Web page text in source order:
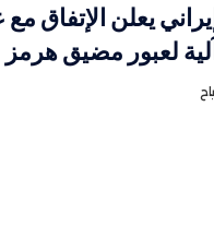
يعلن الإتفاق
لعبور مضيق هرمز